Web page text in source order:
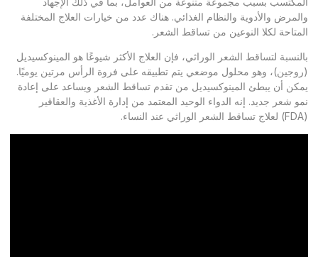
والمرض والأدوية والنظام الغذائي. هناك عدد من خيارات العلاج المختلفة
المتاحة لكلا النوعين من تساقط الشعر.
بالنسبة لتساقط الشعر الوراثي، فإن العلاج الأكثر شيوعًا هو المينوكسيديل
(روجين)، وهو محلول موضعي يتم تطبيقه على فروة الرأس مرتين يوميًا.
يمكن أن يبطئ المينوكسيديل من تقدم تساقط الشعر ويساعد على إعادة
نمو شعر جديد. إنه الدواء الوحيد المعتمد من إدارة الأغذية والعقاقير
(FDA) لعلاج تساقط الشعر الوراثي عند النساء.